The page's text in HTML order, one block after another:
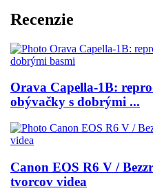
Recenzie
Orava Capella-1B:
obývačky s dobrými ...
Canon EOS R6 V /
tvorcov videa